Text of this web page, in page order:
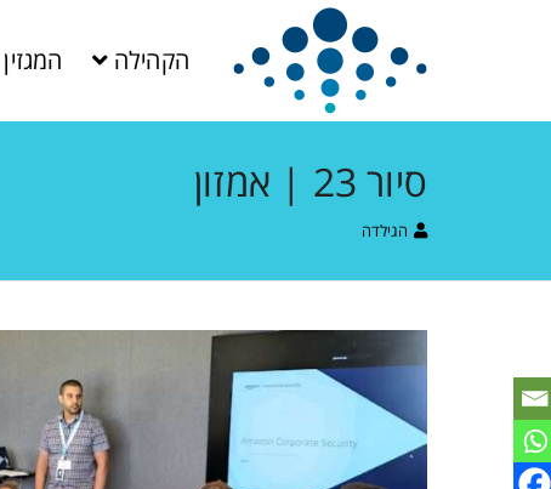
הקהילה המגזין
סיור 23 | אמזון
הגילדה